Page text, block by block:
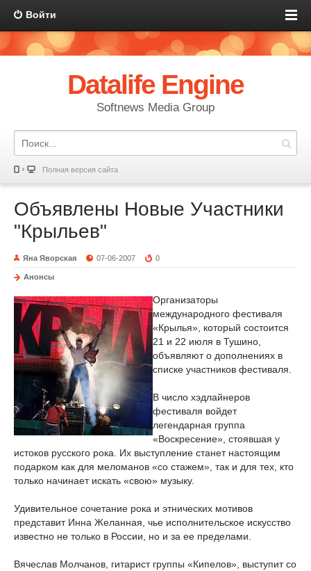
Войти
Datalife Engine
Softnews Media Group
Полная версия сайта
Объявлены Новые Участники
"Крыльев"
Яна Яворская 07-06-2007 0
Анонсы
Организаторы
международного фестиваля
«Крылья», который состоится
21 и 22 июля в Тушино,
объявляют о дополнениях в
списке участников фестиваля.
В число хэдлайнеров
фестиваля войдет
легендарная группа
«Воскресение», стоявшая у
истоков русского рока. Их выступление станет настоящим
подарком как для меломанов «со стажем», так и для тех, кто
только начинает искать «свою» музыку.
Удивительное сочетание рока и этнических мотивов
представит Инна Желанная, чье исполнительское искусство
известно не только в России, но и за ее пределами.
Вячеслав Молчанов, гитарист группы «Кипелов», выступит со